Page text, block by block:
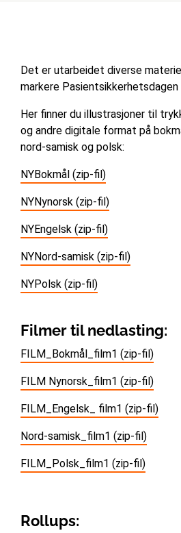
Det er utarbeidet diverse
markere Pasientsikkerhetsdagen
Her finner du illustrasjoner til
og andre digitale format på
nord-samisk og polsk:
NYBokmål (zip-fil)
NYNynorsk (zip-fil)
NYEngelsk (zip-fil)
NYNord-samisk (zip-fil)
NYPolsk (zip-fil)
Filmer til nedlasting:
FILM_Bokmål_film1 (zip-fil)
FILM Nynorsk_film1 (zip-fil)
FILM_Engelsk_ film1 (zip-fil)
Nord-samisk_film1 (zip-fil)
FILM_Polsk_film1 (zip-fil)
Rollups: